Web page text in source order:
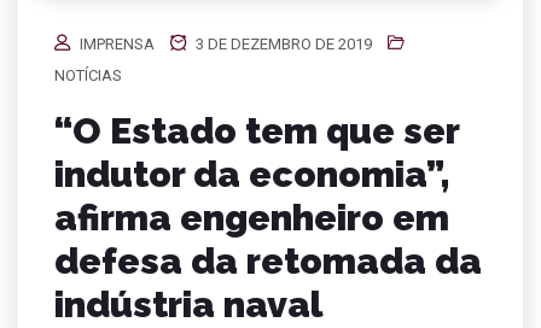
IMPRENSA
3 DE DEZEMBRO DE 2019
NOTÍCIAS
“O Estado tem que ser
indutor da economia”,
afirma engenheiro em
defesa da retomada da
indústria naval